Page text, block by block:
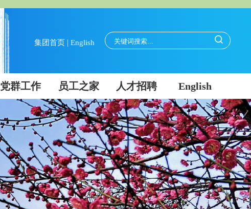
集团首页| English
党群工作 员工之家 人才招聘 English